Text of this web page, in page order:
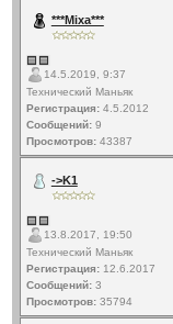
***Mixa***
14.5.2019, 9:37
Технический Маньяк
Регистрация:4.5.2012
Сообщений:9
Просмотров:43387
->K1
13.8.2017, 19:50
Технический Маньяк
Регистрация:12.6.2017
Сообщений:3
Просмотров:35794